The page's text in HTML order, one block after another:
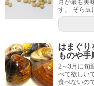
月が最も美
す。 そら豆
はまぐり
ものや
2～3月に旬
べて欲しい
食べないの